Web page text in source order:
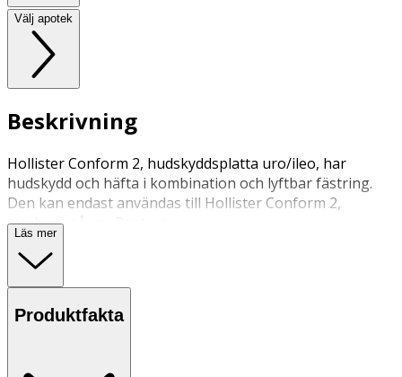
Välj apotek
Beskrivning
Hollister Conform 2, hudskyddsplatta uro/ileo, har
hudskydd och häfta i kombination och lyftbar fästring.
Den kan endast användas till Hollister Conform 2,
tömbara påsar, Post-op.
Läs mer
Produktfakta